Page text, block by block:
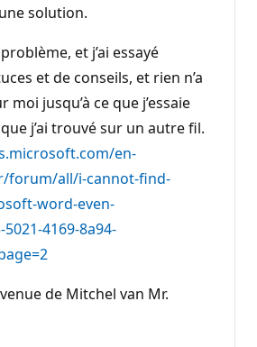
solution.
et j’ai essayé
et de conseils, et rien n’a
jusqu’à ce que j’essaie
j’ai trouvé sur un autre fil.
en-
forum/all/i-cannot-find-
word-even-
4169-8a94-
de Mitchel van Mr.